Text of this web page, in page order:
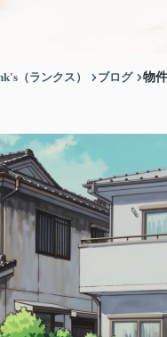
（ランクス） ブログ 物